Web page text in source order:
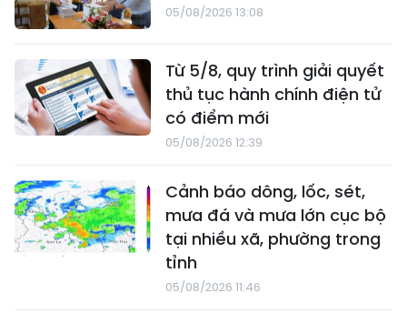
05/08/2026 13:08
Từ 5/8, quy trình giải quyết
thủ tục hành chính điện tử
có điểm mới
05/08/2026 12:39
Cảnh báo dông, lốc, sét,
mưa đá và mưa lớn cục bộ
tại nhiều xã, phường trong
tỉnh
05/08/2026 11:46